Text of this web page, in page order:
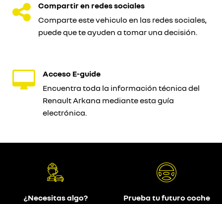
Compartir en redes sociales
Comparte este vehiculo en las redes sociales,
puede que te ayuden a tomar una decisión.
Acceso E-guide
Encuentra toda la información técnica del
Renault Arkana mediante esta guía
electrónica.
¿Necesitas algo?
Prueba tu futuro coche